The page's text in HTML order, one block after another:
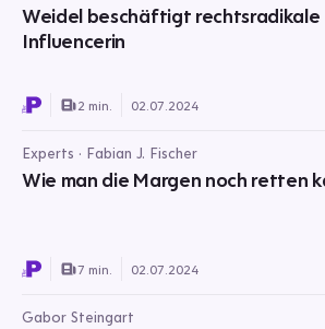
Weidel beschäftigt rechtsradikale
Influencerin
2 min. 02.07.2024
Experts · Fabian J. Fischer
Wie man die Margen noch retten
7 min. 02.07.2024
Gabor Steingart